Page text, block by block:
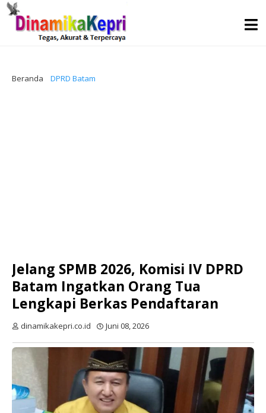
Beranda DPRD Batam
Jelang SPMB 2026, Komisi IV DPRD
Batam Ingatkan Orang Tua
Lengkapi Berkas Pendaftaran
dinamikakepri.co.id Juni 08, 2026